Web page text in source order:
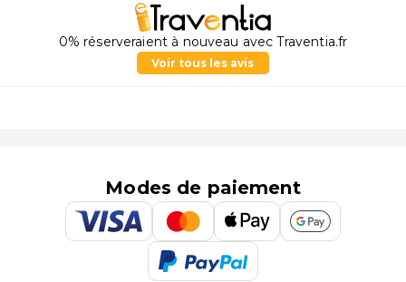
0% réserveraient à nouveau avec Traventia.fr
Voir tous les avis
Modes de paiement